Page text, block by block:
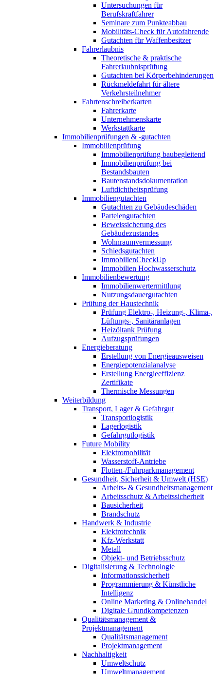
Untersuchungen für
Berufskraftfahrer
Seminare zum Punkteabbau
Mobilitäts-Check für Autofahrende
Gutachten für Waffenbesitzer
Fahrerlaubnis
Theoretische & praktische
Fahrerlaubnisprüfung
Gutachten bei Körperbehinderungen
Rückmeldefahrt für ältere
Verkehrsteilnehmer
Fahrtenschreiberkarten
Fahrerkarte
Unternehmenskarte
Werkstattkarte
Immobilienprüfungen & -gutachten
Immobilienprüfung
Immobilienprüfung baubegleitend
Immobilienprüfung bei
Bestandsbauten
Bautenstandsdokumentation
Luftdichtheitsprüfung
Immobiliengutachten
Gutachten zu Gebäudeschäden
Parteiengutachten
Beweissicherung des
Gebäudezustandes
Wohnraumvermessung
Schiedsgutachten
ImmobilienCheckUp
Immobilien Hochwasserschutz
Immobilienbewertung
Immobilienwertermittlung
Nutzungsdauergutachten
Prüfung der Haustechnik
Prüfung Elektro-, Heizung-, Klima-,
Lüftungs-, Sanitäranlagen
Heizöltank Prüfung
Aufzugsprüfungen
Energieberatung
Erstellung von Energieausweisen
Energiepotenzialanalyse
Erstellung Energieeffizienz
Zertifikate
Thermische Messungen
Weiterbildung
Transport, Lager & Gefahrgut
Transportlogistik
Lagerlogistik
Gefahrgutlogistik
Future Mobility
Elektromobilität
Wasserstoff-Antriebe
Flotten-/Fuhrparkmanagement
Gesundheit, Sicherheit & Umwelt (HSE)
Arbeits- & Gesundheitsmanagement
Arbeitsschutz & Arbeitssicherheit
Bausicherheit
Brandschutz
Handwerk & Industrie
Elektrotechnik
Kfz-Werkstatt
Metall
Objekt- und Betriebsschutz
Digitalisierung & Technologie
Informationssicherheit
Programmierung & Künstliche
Intelligenz
Online Marketing & Onlinehandel
Digitale Grundkompetenzen
Qualitätsmanagement &
Projektmanagement
Qualitätsmanagement
Projektmanagement
Nachhaltigkeit
Umweltschutz
Umweltmanagement